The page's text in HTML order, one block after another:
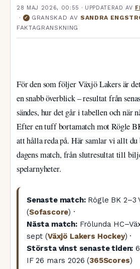
28 MAJ 2026, 00:55 · UPPDATERADAV
· ✓ GRANSKAD AV SANDRA
FAKTAGRANSKNING
För den som följer Växjö Lakers är
en snabb överblick – resultat från
sändes, hur det går i tabellen och när
Efter en tuff bortamatch mot Rögle
att hålla reda på. Här samlar vi allt du
dagens match, från slutresultat till
spelarnyheter.
Senaste match:Rögle BK 2–3
(Sofascore) ·
Nästa match:Frölunda
sept (Växjö Lakers Hockey) ·
Största vinst senaste tiden:
IF 26 mars 2026 (365Scores)